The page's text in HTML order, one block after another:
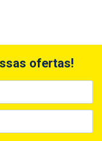
ofertas!